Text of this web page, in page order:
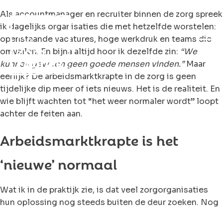
Als accountmanager en recruiter binnen de zorg spreek
ik dagelijks organisaties die met hetzelfde worstelen:
openstaande vacatures, hoge werkdruk en teams die
omvallen. En bijna altijd hoor ik dezelfde zin: “We
kunnen gewoon geen goede mensen vinden.”Maar
eerlijk? De arbeidsmarktkrapte in de zorg is geen
tijdelijke dip meer of iets nieuws. Het is de realiteit. En
wie blijft wachten tot “het weer normaler wordt” loopt
achter de feiten aan.
Arbeidsmarktkrapte is het
‘nieuwe’ normaal
Wat ik in de praktijk zie, is dat veel zorgorganisaties
hun oplossing nog steeds buiten de deur zoeken. Nog